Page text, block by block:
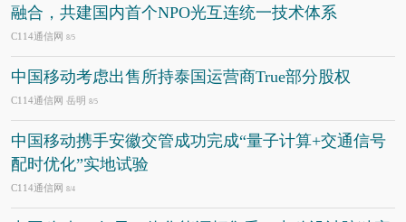
融合，共建国内首个NPO光互连统一技术体系
C114通信网 8/5
中国移动考虑出售所持泰国运营商True部分股权
C114通信网 岳明 8/5
中国移动携手安徽交管成功完成“量子计算+交通信号
配时优化”实地试验
C114通信网 8/4